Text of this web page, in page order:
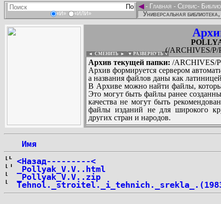
«И» «ИЛИ»
◄- Главная - Сервис-
Универсальная
(/ARCHIVES/P/
◄ СМЕНИТЬ ► ▼ РАЗВЕРНУТЬ ▼
Архив текущей папки: /ARCHIVES/
Архив формируется сервером
а названия файлов даны как
В Архиве можно найти файлы,
Это могут быть файлы ранее
качества не могут быть
файлы изданий не для широкого
других стран и народов.
Имя
<Назад---------<
_Pollyak_V.V..html
_Pollyak_V.V..zip